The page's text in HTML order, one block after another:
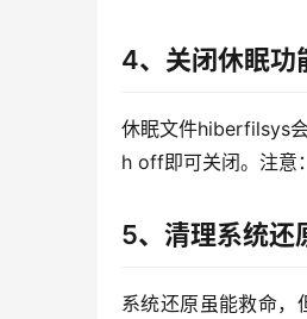
4、关闭休眠功
休眠文件hiberfilsys
h off即可关闭。注意
5、清理系统还
系统还原虽能救命，